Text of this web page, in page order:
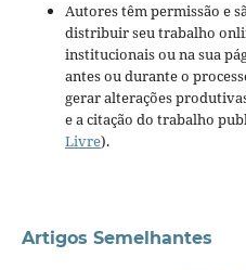
Autores têm permissão e
distribuir seu trabalho
institucionais ou na sua
antes ou durante o
gerar alterações
e a citação do trabalho
Livre).
Artigos Semelhantes